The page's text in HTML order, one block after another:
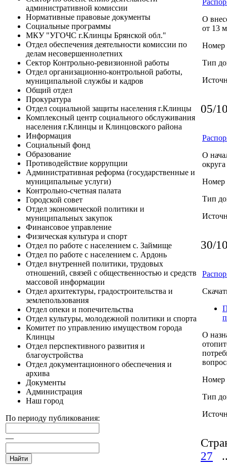
административной комиссии
Нормативные правовые документы
Социальные программы
МКУ "УГОЧС г.Клинцы Брянской обл."
Отдел обеспечения деятельности комиссии по
делам несовершеннолетних
Сектор Контрольно-ревизионной работы
Отдел организационно-контрольной работы,
муниципальной службы и кадров
Общий отдел
Прокуратура
Отдел социальной защиты населения г.Клинцы
Комплексный центр социального обслуживания
населения г.Клинцы и Клинцовского района
Информация
Социальный фонд
Образование
Противодействие коррупции
Административная реформа (государственные и
муниципальные услуги)
Контрольно-счетная палата
Городской совет
Отдел экономической политики и
муниципальных закупок
Финансовое управление
Физическая культура и спорт
Отдел по работе с населением с. Займище
Отдел по работе с населением с. Ардонь
Отдел внутренней политики, трудовых
отношений, связей с общественностью и средств
массовой информации
Отдел архитектуры, градостроительства и
землепользования
Отдел опеки и попечительства
Отдел культуры, молодежной политики и спорта
Комитет по управлению имуществом города
Клинцы
Отдел перспективного развития и
благоустройства
Отдел документационного обеспечения и
архива
Документы
Администрация
Наш город
По периоду публикования:
—
О
от 13
Номер
Тип
05/
О
Номер
Тип
30/
О
Номер
Тип
27